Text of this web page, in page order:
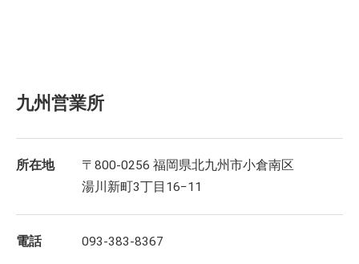
九州営業所
所在地
〒800-0256 福岡県北九州市小倉南区
湯川新町3丁目16−11
電話 093-383-8367